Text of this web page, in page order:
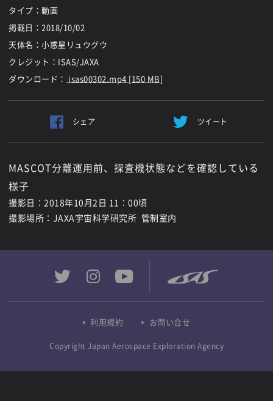
タイプ：動画
掲載日： 2018/10/02
天体名：小惑星リュウグウ
クレジット：ISAS/JAXA
ダウンロード： isas00302.mp4 [150 MB]
シェア ツイート
MASCOT分離運用前、探査機状態などを確認している
様子
撮影日：2018年10月2日 11：00頃
撮影場所：JAXA宇宙科学研究所 管制室内
利用規約 お問い合せ
Copyright Japan Aerospace Exploration Agency